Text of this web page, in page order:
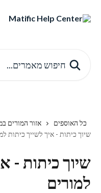
כל האוספים אזור המורים
שיוך כיתות - איך לשייך כיתות
שיוך כיתות -
למורים